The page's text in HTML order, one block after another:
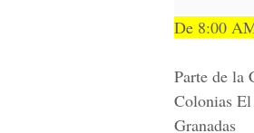
De 8:00
Parte de la
Colonias
Granadas